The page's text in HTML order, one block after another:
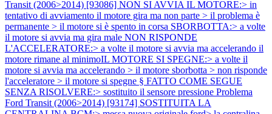
Transit (2006>2014) [93086] NON SI AVVIA IL MOTORE:> in
tentativo di avviamento il motore gira ma non parte > il problema è
permanente > il motore si è spento in corsa SBORBOTTA:> a volte
il motore si avvia ma gira male NON RISPONDE
L'ACCELERATORE:> a volte il motore si avvia ma accelerando il
motore rimane al minimoIL MOTORE SI SPEGNE:> a volte il
motore si avvia ma accelerando > il motore sborbotta > non risponde
l'acceleratore > il motore si spegne § FATTO COME SEGUE
SENZA RISOLVERE:> sostituito il sensore pressione Problema
Ford Transit (2006>2014) [93174] SOSTITUITA LA